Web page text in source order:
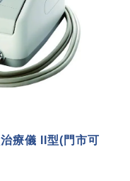
療儀 II型(門市可